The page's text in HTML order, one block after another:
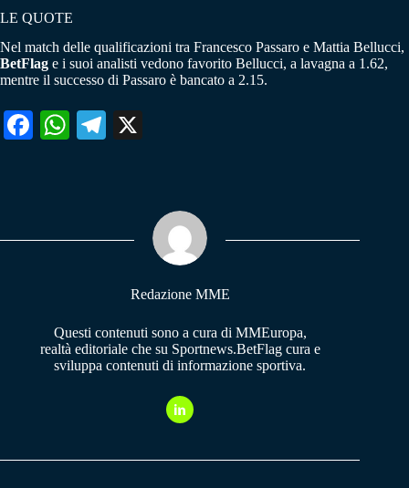
LE QUOTE
Nel match delle qualificazioni tra Francesco Passaro e Mattia Bellucci,
BetFlag e i suoi analisti vedono favorito Bellucci, a lavagna a 1.62,
mentre il successo di Passaro è bancato a 2.15.
Fa W
pp
Te
m
Redazione MME
Questi contenuti sono a cura di MMEuropa,
realtà editoriale che su Sportnews.BetFlag cura e
sviluppa contenuti di informazione sportiva.